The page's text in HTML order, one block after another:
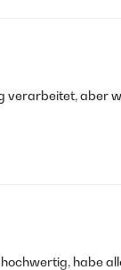
aber
habe